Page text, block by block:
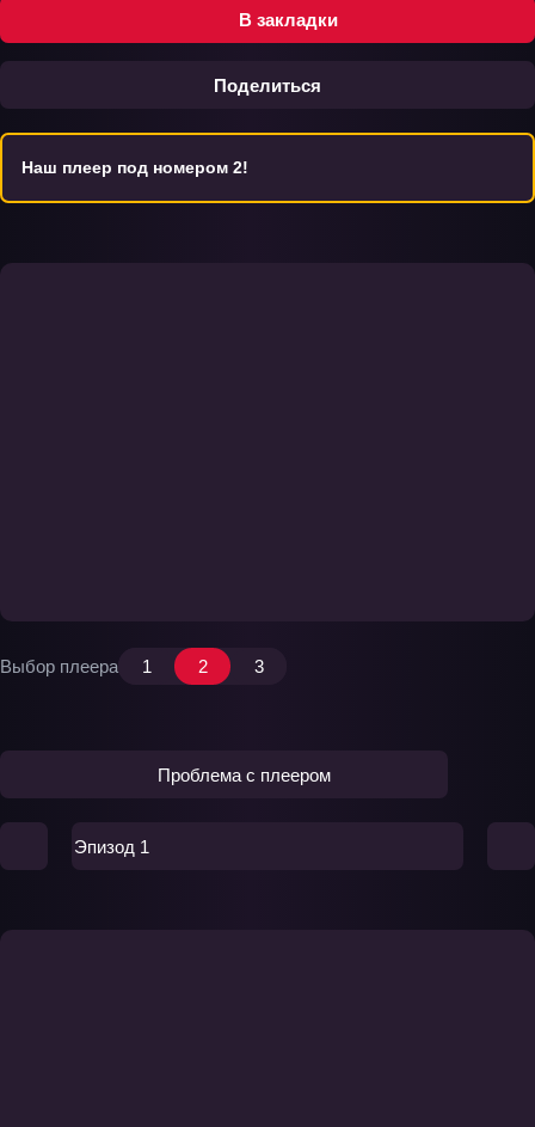
В закладки
Поделиться
Наш плеер под номером 2!
Выбор плеера 1 2 3
Проблема с плеером
Эпизод 1